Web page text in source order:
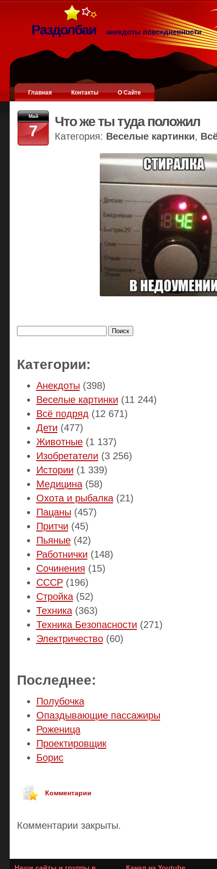
Раздолбаи анекдоты повседневности
Главная Контакты О Сайте
Май
7
Что же ты туда положил
Категория: Веселые картинки,
Категории:
Анекдоты (398)
Веселые картинки (11 244)
Всё подряд (12 671)
Дети (477)
Животные(1 137)
Изобретатели (3 256)
Истории (1 339)
Медицина(58)
Охота и рыбалка(21)
Пацаны (457)
Притчи (45)
Пьяные(42)
Работнички (148)
Сочинения (15)
СССР(196)
Стройка(52)
Техника(363)
Техника Безопасности (271)
Электричество(60)
Последнее:
Полубочка
Опаздывающие пассажиры
Роженица
Проектировщик
Борис
Комментарии
Комментарии закрыты.
Наши сайты и группы в Канал на Youtube